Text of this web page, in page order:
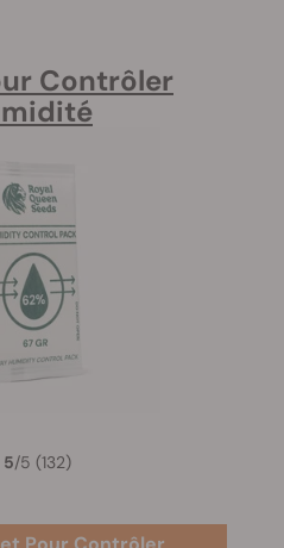
Contrôler
5/5 (132)